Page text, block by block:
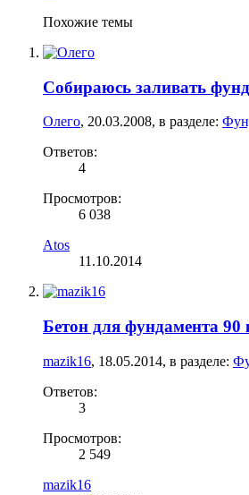
Похожие темы
Собираюсь заливать
Олего, 20.03.2008, в разделе:
Ответов:
4
Просмотров:
6 038
Atos
11.10.2014
Бетон для фундамента 90
mazik16, 18.05.2014, в разделе:
Ответов:
3
Просмотров:
2 549
mazik16